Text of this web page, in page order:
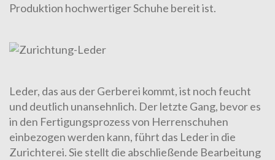
Produktion hochwertiger Schuhe bereit ist.
Leder, das aus derGerberei kommt, ist noch feucht
und deutlich unansehnlich. Der letzte Gang, bevor es
in den Fertigungsprozessvon Herrenschuhen
einbezogen werden kann, führt das Leder in die
Zurichterei. Sie stellt die abschließende Bearbeitung